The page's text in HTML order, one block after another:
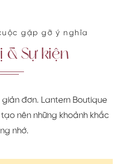
& Sự kiện
gặp gỡ ý nghĩa
đơn. Lantern Boutique
nên những khoảnh khắc
nhớ.